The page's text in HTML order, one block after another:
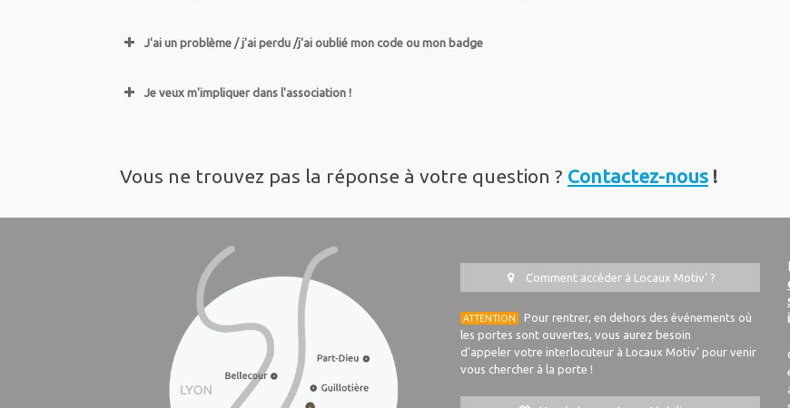
J'ai un problème / j'ai perdu /j'ai oublié mon code ou mon badge
Je veux m'impliquer dans l'association !
Vous ne trouvez pas la réponse à votre question ? Contactez-nous !
Comment accéder à Locaux Motiv' ?
ATTENTION
Pour rentrer, en dehors des événements où
les portes sont ouvertes, vous aurez besoin
d'appeler votre interlocuteur à Locaux Motiv' pour venir
vous chercher à la porte !